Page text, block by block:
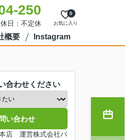
250
日：不定休 お気に入り
0
概要 Instagram
合わせください
い合わせ
店 運営株式会社バ